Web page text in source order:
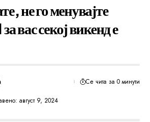
не го менувајте
вас секој викенд е
август 9, 2024
Се чита за 0 минути